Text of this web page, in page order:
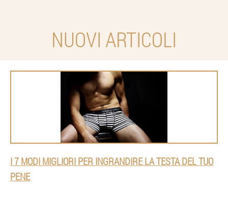
NUOVI ARTICOLI
I 7 MODI MIGLIORI PER INGRANDIRE LA TESTA DEL TUO
PENE